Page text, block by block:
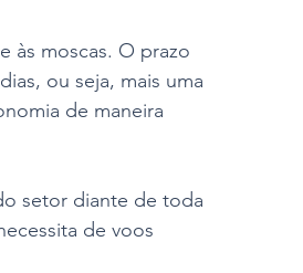
às moscas. O prazo
ou seja, mais uma
de maneira
setor diante de toda
de voos